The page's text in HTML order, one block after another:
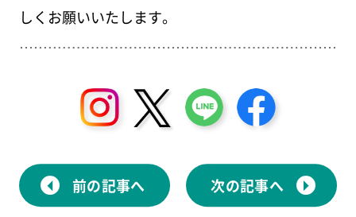
しくお願いいたします。
前の記事へ 次の記事へ